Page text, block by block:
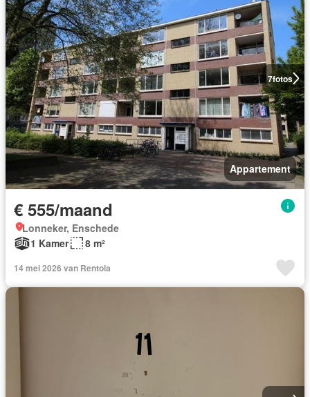
7fotos
Appartement
€ 555/maand
Lonneker, Enschede
1 Kamer
8 m²
14 mei 2026 van Rentola